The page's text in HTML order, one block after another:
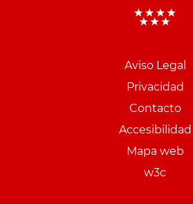
Aviso Legal
Privacidad
Contacto
Accesibilidad
Mapa web
w3c